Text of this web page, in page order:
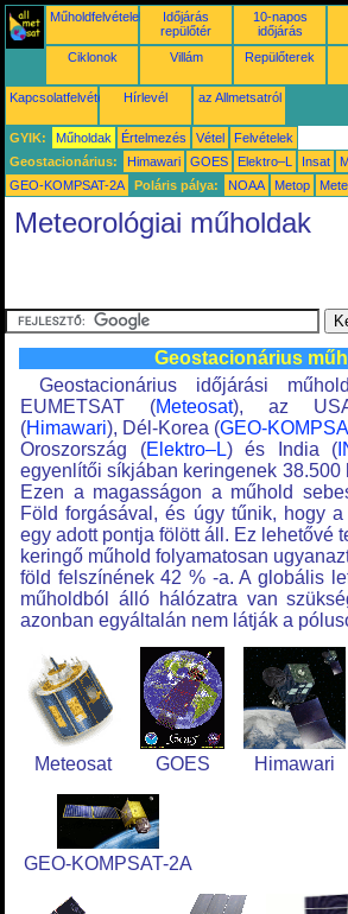
Műholdfelvételek
Időjárás
repülőtér
10-napos
időjárás
Ciklonok
Villám Repülőterek
Kapcsolatfelvétel Hírlevél az Allmetsatról
GYIK: Műholdak Értelmezés Vétel
Felvételek
Geostacionárius:
Himawari GOES Elektro–L Insat
GEO-KOMPSAT-2A
Poláris pálya: NOAA Metop
Meteorológiai műholdak
Geostacionárius
Geostacionárius időjárási
EUMETSAT (Meteosat), az
(Himawari), Dél-Korea (GEO-
Oroszország (Elektro–L) és India (
egyenlítői síkjában keringenek 38.500
Ezen a magasságon a műhold
Föld forgásával, és úgy tűnik, hogy
egy adott pontja fölött áll. Ez lehetővé
keringő műhold folyamatosan
föld felszínének 42 % -a. A globális
műholdból álló hálózatra van
azonban egyáltalán nem látják a
Meteosat GOES Himawari
GEO-KOMPSAT-2A